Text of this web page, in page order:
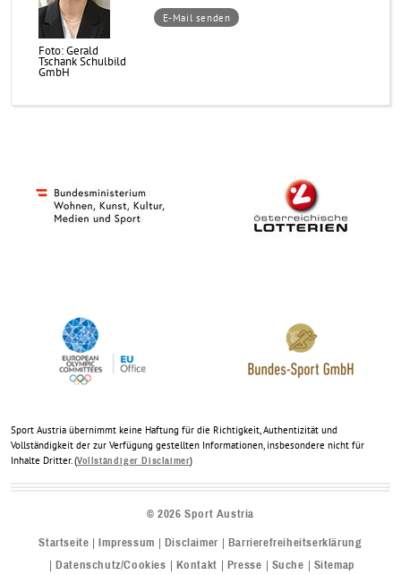
Foto: Gerald
Tschank Schulbild
GmbH
E-Mail senden–
Sarah
Sport Austria übernimmt keine Haftung für die Richtigkeit, Authentizität und
Vollständigkeit der zur Verfügung gestellten Informationen, insbesondere nicht für
Inhalte Dritter. (Vollständiger Disclaimer)
©2026 Sport Austria
Startseite Impressum Disclaimer
Barrierefreiheitserklärung
Datenschutz/Cookies
Kontakt Presse Suche Sitemap